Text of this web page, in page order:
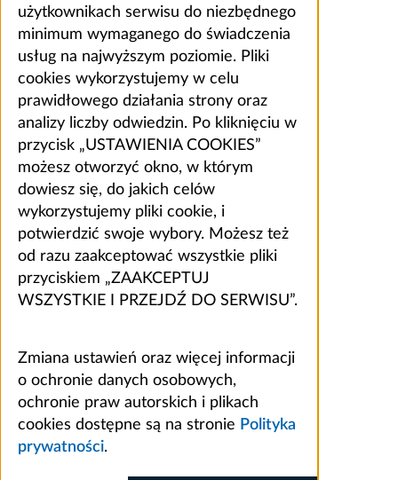
użytkownikach serwisu do niezbędnego
minimum wymaganego do świadczenia
usług na najwyższym poziomie. Pliki
cookies wykorzystujemy w celu
prawidłowego działania strony oraz
analizy liczby odwiedzin. Po kliknięciu w
przycisk „USTAWIENIA COOKIES”
możesz otworzyć okno, w którym
dowiesz się, do jakich celów
wykorzystujemy pliki cookie, i
potwierdzić swoje wybory. Możesz też
od razu zaakceptować wszystkie pliki
przyciskiem „ZAAKCEPTUJ
WSZYSTKIE I PRZEJDŹ DO SERWISU”.
Zmiana ustawień oraz więcej informacji
o ochronie danych osobowych,
ochronie praw autorskich i plikach
cookies dostępne są na stronie Polityka
prywatności.